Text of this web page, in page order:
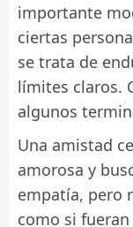
importante
ciertas
se trata de
límites claros.
algunos
Una amistad
amorosa y
empatía, pero
como si